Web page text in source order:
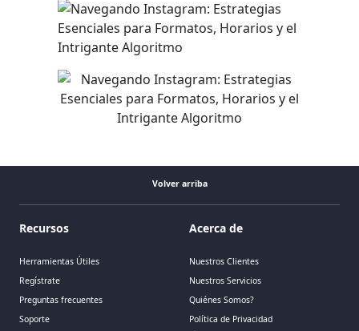
Volver arriba
Recursos
Herramientas Útiles
Regístrate
Preguntas frecuentes
Soporte
Acerca de
Nuestros Clientes
Nuestros Servicios
Quiénes Somos?
Política de Privacidad